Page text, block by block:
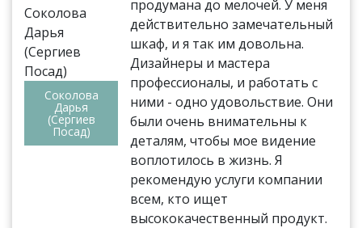
Соколова
Дарья
(Сергиев
Посад)
продумана до мелочей. У меня
действительно замечательный
шкаф, и я так им довольна.
Дизайнеры и мастера
профессионалы, и работать с
ними - одно удовольствие. Они
были очень внимательны к
деталям, чтобы мое видение
воплотилось в жизнь. Я
рекомендую услуги компании
всем, кто ищет
высококачественный продукт.